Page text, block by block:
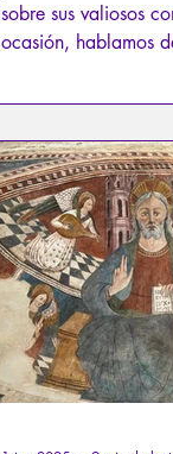
sobre sus valiosos
ocasión, hablamos
fiador", lo que